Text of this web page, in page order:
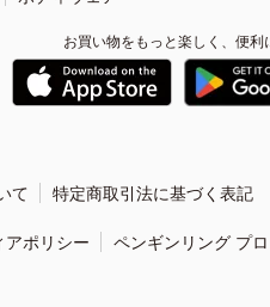
お買い物をもっと楽しく、便利
て 特定商取引法に基づく表記
アポリシー ペンギンリング プ